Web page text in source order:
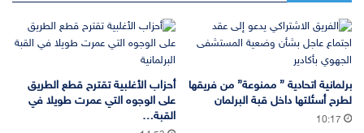
برلمانية اتحادية ” ممنوعة” من فريقها
لطرح أسئلتها داخل قبة البرلمان
10:17
أحزاب الأغلبية تقترح قطع الطريق
على الوجوه التي عمرت طويلا في
القبة…